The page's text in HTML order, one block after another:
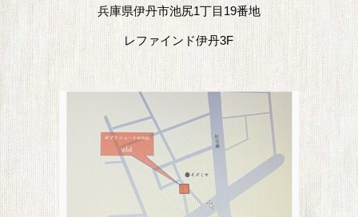
兵庫県伊丹市池尻1丁目19番地
レファインド伊丹3F